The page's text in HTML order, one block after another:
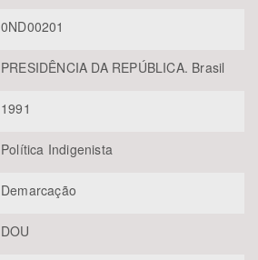
0ND00201
PRESIDÊNCIA DA REPÚBLICA. Brasil
1991
Política Indigenista
Demarcação
DOU